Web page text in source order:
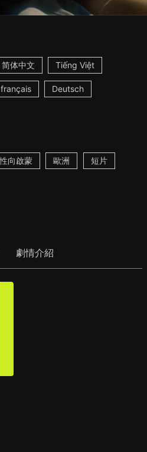
简体中文 Tiếng Việt
français Deutsch
向啟蒙 歐洲 短片
劇情介紹